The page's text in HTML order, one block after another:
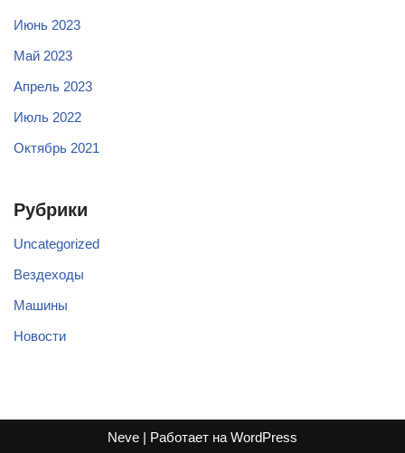
Июнь 2023
Май 2023
Апрель 2023
Июль 2022
Октябрь 2021
Рубрики
Uncategorized
Вездеходы
Машины
Новости
Neve | Работает на WordPress